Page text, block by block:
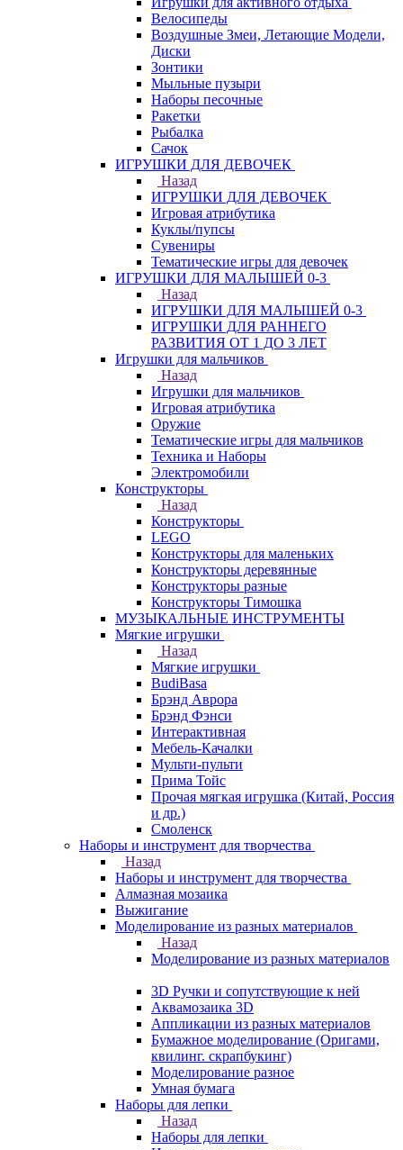
Велосипеды
Воздушные Змеи, Летающие Модели,
Диски
Зонтики
Мыльные пузыри
Наборы песочные
Ракетки
Рыбалка
Сачок
ИГРУШКИ ДЛЯ ДЕВОЧЕК
Назад
ИГРУШКИ ДЛЯ ДЕВОЧЕК
Игровая атрибутика
Куклы/пупсы
Сувениры
Тематические игры для девочек
ИГРУШКИ ДЛЯ МАЛЫШЕЙ 0-3
Назад
ИГРУШКИ ДЛЯ МАЛЫШЕЙ 0-3
ИГРУШКИ ДЛЯ РАННЕГО
РАЗВИТИЯ ОТ 1 ДО 3 ЛЕТ
Игрушки для мальчиков
Назад
Игрушки для мальчиков
Игровая атрибутика
Оружие
Тематические игры для мальчиков
Техника и Наборы
Электромобили
Конструкторы
Назад
Конструкторы
LEGO
Конструкторы для маленьких
Конструкторы деревянные
Конструкторы разные
Конструкторы Тимошка
МУЗЫКАЛЬНЫЕ ИНСТРУМЕНТЫ
Мягкие игрушки
Назад
Мягкие игрушки
BudiBasa
Брэнд Аврора
Брэнд Фэнси
Интерактивная
Мебель-Качалки
Мульти-пульти
Прима Тойс
Прочая мягкая игрушка (Китай, Россия
и др.)
Смоленск
Наборы и инструмент для творчества
Назад
Наборы и инструмент для творчества
Алмазная мозаика
Выжигание
Моделирование из разных материалов
Назад
Моделирование из разных материалов
3D Ручки и сопутствующие к ней
Аквамозаика 3D
Аппликации из разных материалов
Бумажное моделирование (Оригами,
квилинг. скрапбукинг)
Моделирование разное
Умная бумага
Наборы для лепки
Назад
Наборы для лепки